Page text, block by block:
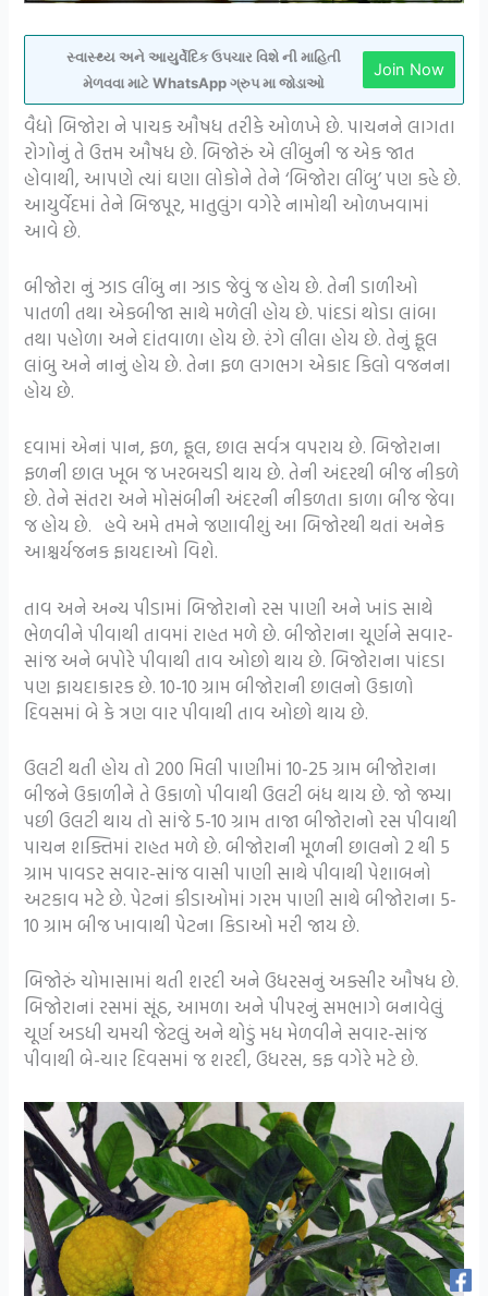
સ્વાસ્થ્ય અને આયુર્વેદિક ઉપચાર વિશે ની માહિતી
મેળવવા માટે WhatsApp ગ્રુપ મા જોડાઓ
Join Now
વૈદ્યો બિજોરા ને પાચક ઔષધ તરીકે ઓળખે છે. પાચનને લાગતા
રોગોનું તે ઉત્તમ ઔષધ છે. બિજોરું એ લીંબુની જ એક જાત
હોવાથી, આપણે ત્યાં ઘણા લોકોને તેને ‘બિજોરા લીંબુ’ પણ કહે છે.
આયુર્વેદમાં તેને બિજપૂર, માતુલુંગ વગેરે નામોથી ઓળખવામાં
આવે છે.
બીજોરા નું ઝાડ લીંબુ ના ઝાડ જેવું જ હોય છે. તેની ડાળીઓ
પાતળી તથા એકબીજા સાથે મળેલી હોય છે. પાંદડાં થોડા લાંબા
તથા પહોળા અને દાંતવાળા હોય છે. રંગે લીલા હોય છે. તેનું ફૂલ
લાંબુ અને નાનું હોય છે. તેના ફળ લગભગ એકાદ કિલો વજનના
હોય છે.
દવામાં એનાં પાન, ફળ, ફૂલ, છાલ સર્વત્ર વપરાય છે. બિજોરાના
ફળની છાલ ખૂબ જ ખરબચડી થાય છે. તેની અંદરથી બીજ નીકળે
છે. તેને સંતરા અને મોસંબીની અંદરની નીકળતા કાળા બીજ જેવા
જ હોય છે. હવે અમે તમને જણાવીશું આ બિજોરથી થતાં અનેક
આશ્ચર્યજનક ફાયદાઓ વિશે.
તાવ અને અન્ય પીડામાં બિજોરાનો રસ પાણી અને ખાંડ સાથે
ભેળવીને પીવાથી તાવમાં રાહત મળે છે. બીજોરાના ચૂર્ણને સવાર-
સાંજ અને બપોરે પીવાથી તાવ ઓછો થાય છે. બિજોરાના પાંદડા
પણ ફાયદાકારક છે. 10-10 ગ્રામ બીજોરાની છાલનો ઉકાળો
દિવસમાં બે કે ત્રણ વાર પીવાથી તાવ ઓછો થાય છે.
ઉલટી થતી હોય તો 200 મિલી પાણીમાં 10-25 ગ્રામ બીજોરાના
બીજને ઉકાળીને તે ઉકાળો પીવાથી ઉલટી બંધ થાય છે. જો જમ્યા
પછી ઉલટી થાય તો સાંજે 5-10 ગ્રામ તાજા બીજોરાનો રસ પીવાથી
પાચન શક્તિમાં રાહત મળે છે. બીજોરાની મૂળની છાલનો 2 થી 5
ગ્રામ પાવડર સવાર-સાંજ વાસી પાણી સાથે પીવાથી પેશાબનો
અટકાવ મટે છે. પેટનાં કીડાઓમાં ગરમ પાણી સાથે બીજોરાના 5-
10 ગ્રામ બીજ ખાવાથી પેટના કિડાઓ મરી જાય છે.
બિજોરું ચોમાસામાં થતી શરદી અને ઉધરસનું અક્સીર ઔષધ છે.
બિજોરાનાં રસમાં સૂંઠ, આમળા અને પીપરનું સમભાગે બનાવેલું
ચૂર્ણ અડધી ચમચી જેટલું અને થોડું મધ મેળવીને સવાર-સાંજ
પીવાથી બે-ચાર દિવસમાં જ શરદી, ઉધરસ, કફ વગેરે મટે છે.